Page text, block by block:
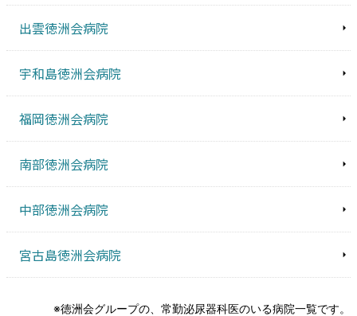
出雲徳洲会病院
宇和島徳洲会病院
福岡徳洲会病院
南部徳洲会病院
中部徳洲会病院
宮古島徳洲会病院
※徳洲会グループの、常勤泌尿器科医のいる病院一覧です。